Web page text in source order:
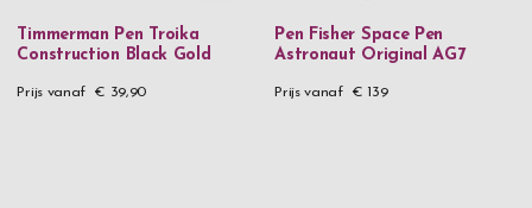
Timmerman Pen Troika
Construction Black Gold
Prijs vanaf € 39,90
Pen Fisher Space Pen
Astronaut Original AG7
Prijs vanaf € 139